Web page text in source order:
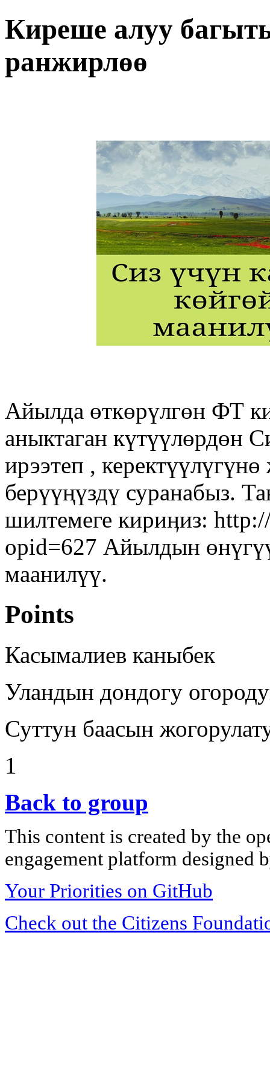
Киреше алуу
ранжирлөө
Айылда өткөрүлгөн ФТ
аныктаган күтүүлөрдөн
ирээтеп ,
берүүңүздү суранабыз.
шилтемеге кириӊиз:
opid=627 Айылдын
маанилүү.
Points
Касымалиев каныбек
Уландын дондогу
Суттун баасын
1
Back to group
This content is created by the
engagement platform designed
Your Priorities on GitHub
Check out the Citizens